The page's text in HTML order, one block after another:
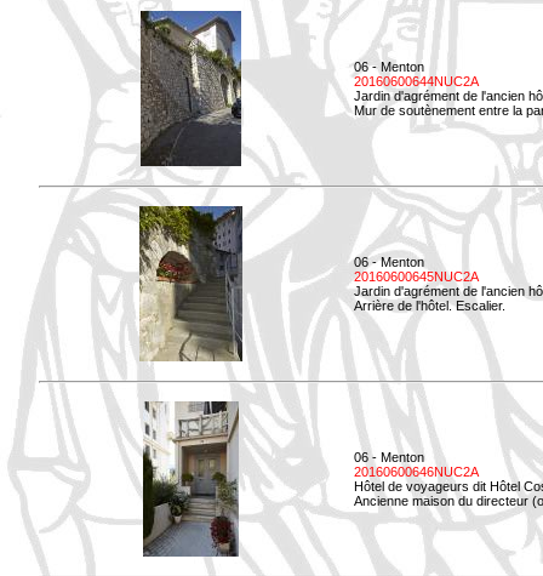
06 - Menton
20160600644NUC2A
Jardin d'agrément de l'ancien
Mur de soutènement entre la
06 - Menton
20160600645NUC2A
Jardin d'agrément de l'ancien
Arrière de l'hôtel. Escalier.
06 - Menton
20160600646NUC2A
Hôtel de voyageurs dit Hôtel
Ancienne maison du directeur